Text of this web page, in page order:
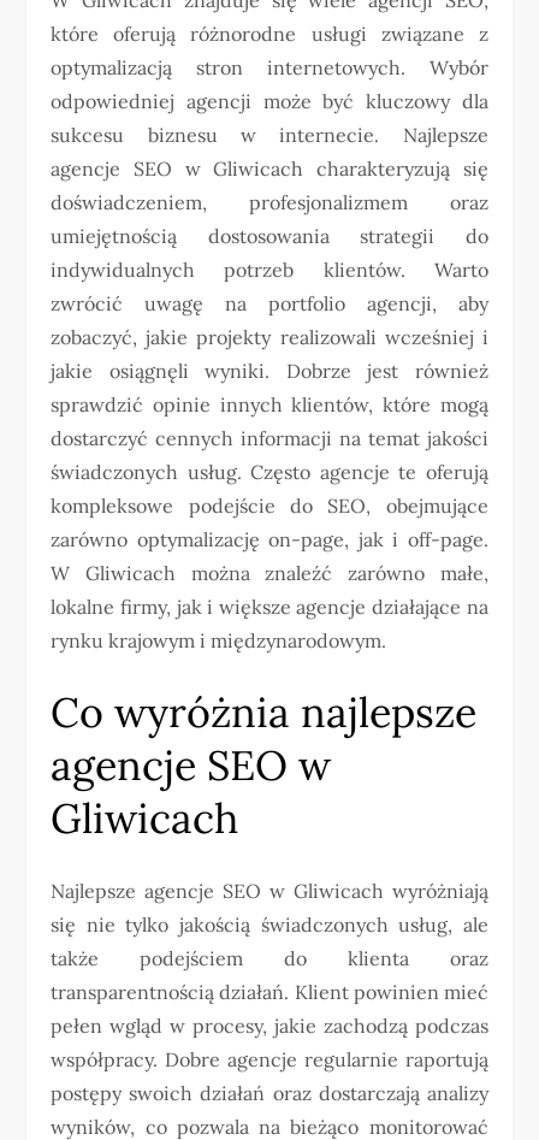
które oferują różnorodne usługi związane z
optymalizacją stron internetowych. Wybór
odpowiedniej agencji może być kluczowy dla
sukcesu biznesu w internecie. Najlepsze
agencje SEO w Gliwicach charakteryzują się
doświadczeniem, profesjonalizmem oraz
umiejętnością dostosowania strategii do
indywidualnych potrzeb klientów. Warto
zwrócić uwagę na portfolio agencji, aby
zobaczyć, jakie projekty realizowali wcześniej i
jakie osiągnęli wyniki. Dobrze jest również
sprawdzić opinie innych klientów, które mogą
dostarczyć cennych informacji na temat jakości
świadczonych usług. Często agencje te oferują
kompleksowe podejście do SEO, obejmujące
zarówno optymalizację on-page, jak i off-page.
W Gliwicach można znaleźć zarówno małe,
lokalne firmy, jak i większe agencje działające na
rynku krajowym i międzynarodowym.
Co wyróżnia najlepsze
agencje SEO w
Gliwicach
Najlepsze agencje SEO w Gliwicach wyróżniają
się nie tylko jakością świadczonych usług, ale
także podejściem do klienta oraz
transparentnością działań. Klient powinien mieć
pełen wgląd w procesy, jakie zachodzą podczas
współpracy. Dobre agencje regularnie raportują
postępy swoich działań oraz dostarczają analizy
wyników, co pozwala na bieżąco monitorować